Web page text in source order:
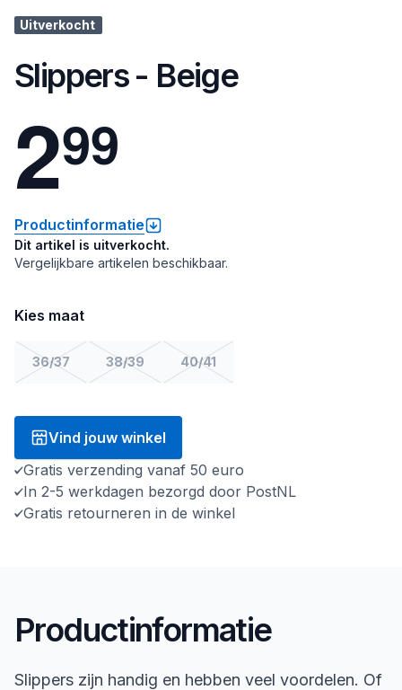
Uitverkocht
Slippers - Beige
299
Productinformatie
Dit artikel is uitverkocht.
Vergelijkbare artikelen beschikbaar.
Kies maat
36/37 38/39 40/41
Vind jouw winkel
Gratis verzending vanaf 50 euro
In 2-5 werkdagen bezorgd door PostNL
Gratis retourneren in de winkel
Productinformatie
Slippers zijn handig en hebben veel voordelen. Of